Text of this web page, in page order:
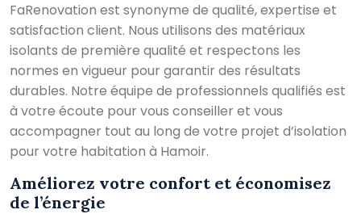
FaRenovation est synonyme de qualité, expertise et
satisfaction client. Nous utilisons des matériaux
isolants de première qualité et respectons les
normes en vigueur pour garantir des résultats
durables. Notre équipe de professionnels qualifiés est
à votre écoute pour vous conseiller et vous
accompagner tout au long de votre projet d’isolation
pour votre habitation à Hamoir.
Améliorez votre confort et économisez
de l’énergie